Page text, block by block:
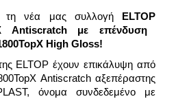
νέα μας συλλογή ELTOP
Antiscratch με επένδυση
High Gloss!
ELTOP έχουν επικάλυψη από
Antiscratch αξεπέραστης
όνομα συνδεδεμένο με